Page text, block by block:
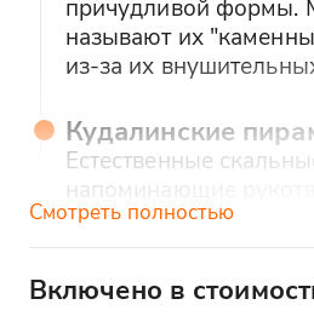
причудливой формы.
называют их
из-за их
Кудалинские
Естественные
напоминающие
Образовались в
Дагестана.
Смотреть полностью
Включено в